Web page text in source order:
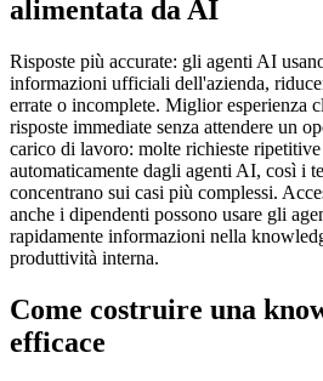
alimentata da AI
Risposte più accurate: gli agenti AI
informazioni ufficiali dell'azienda,
errate o incomplete. Miglior esperienza
risposte immediate senza attendere un
carico di lavoro: molte richieste ripetitive
automaticamente dagli agenti AI, così i
concentrano sui casi più complessi.
anche i dipendenti possono usare gli
rapidamente informazioni nella
produttività interna.
Come costruire una
efficace